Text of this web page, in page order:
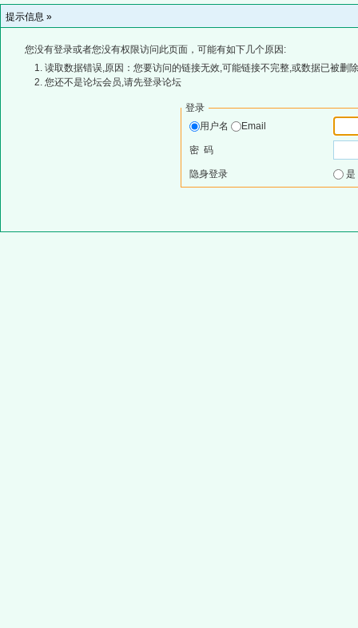
提示信息 »
您没有登录或者您没有权限访问此页面，可能有如下几个原因:
读取数据错误,原因：您要访问的链接无效,可能链接不完整,或数据已被删
您还不是论坛会员,请先登录论坛
登录
用户名
Email
密 码
隐身登录